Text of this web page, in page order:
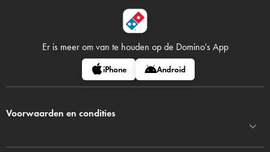
Er is meer om van te houden op de Domino's App
iPhone Android
Voorwaarden en condities